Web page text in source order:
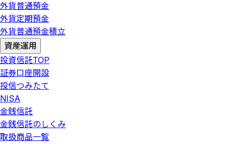
外貨普通預金
外貨定期預金
外貨普通預金積立
資産運用
投資信託TOP
証券口座開設
投信つみたて
NISA
金銭信託
金銭信託のしくみ
取扱商品一覧